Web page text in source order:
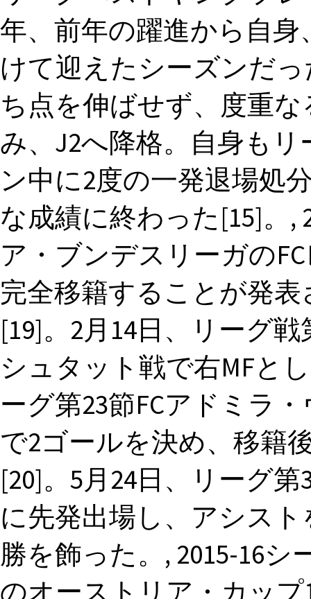
年、前年の躍進から自
けて迎えたシーズンだ
ち点を伸ばせず、度重
み、J2へ降格。自身も
ン中に2度の一発退場処
な成績に終わった[15]。,
ア・ブンデスリーガの
完全移籍することが発
[19]。2月14日、リーグ
シュタット戦で右MFと
ーグ第23節FCアドミラ
で2ゴールを決め、移籍
[20]。5月24日、リーグ
に先発出場し、アシス
勝を飾った。, 2015-16
のオーストリア・カッ